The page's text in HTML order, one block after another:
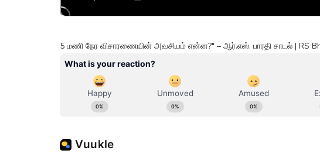
5 மணி நேர விசாரணையின் அவசியம் என்ன?" – ஆர்.எஸ். பாரதி சாடல் | RS